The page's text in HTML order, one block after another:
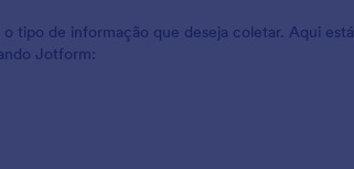
tipo de informação que deseja coletar. Aqui está
Jotform: